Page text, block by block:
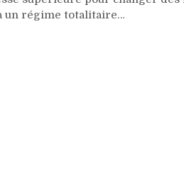
un régime totalitaire…